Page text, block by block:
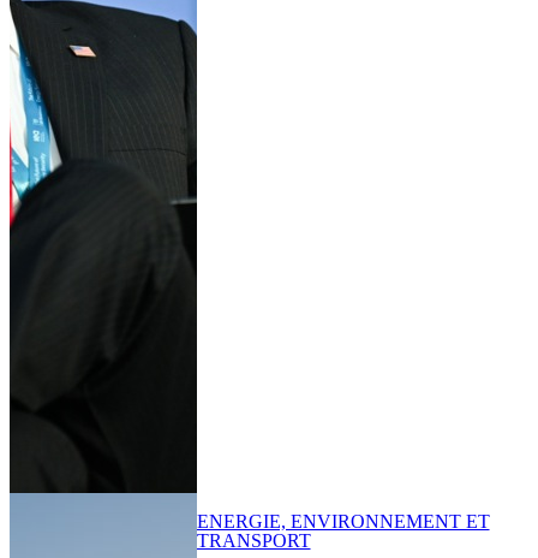
ENERGIE, ENVIRONNEMENT ET
TRANSPORT